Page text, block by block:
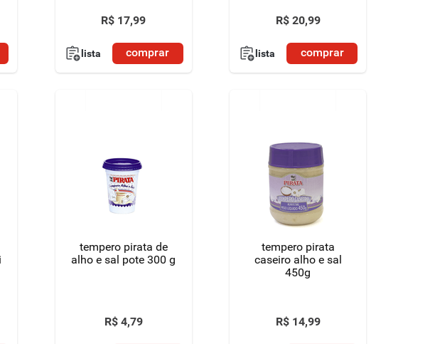
R$ 17,99
lista comprar
R$ 20,99
lista comprar
tempero pirata de
alho e sal pote 300 g
R$ 4,79
tempero pirata
caseiro alho e sal
450g
R$ 14,99